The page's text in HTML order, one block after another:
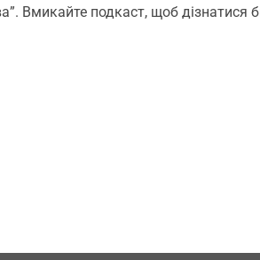
Вмикайте подкаст, щоб дізнатися